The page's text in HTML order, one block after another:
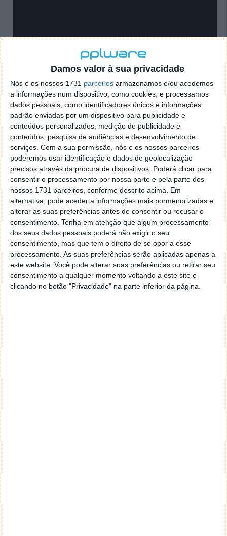
Damos valor à sua privacidade
Nós e os nossos 1731 parceiros armazenamos e/ou acedemos
a informações num dispositivo, como cookies, e processamos
dados pessoais, como identificadores únicos e informações
padrão enviadas por um dispositivo para publicidade e
conteúdos personalizados, medição de publicidade e
conteúdos, pesquisa de audiências e desenvolvimento de
serviços. Com a sua permissão, nós e os nossos parceiros
poderemos usar identificação e dados de geolocalização
precisos através da procura de dispositivos. Poderá clicar para
consentir o processamento por nossa parte e pela parte dos
nossos 1731 parceiros, conforme descrito acima. Em
alternativa, pode aceder a informações mais pormenorizadas e
alterar as suas preferências antes de consentir ou recusar o
consentimento. Tenha em atenção que algum processamento
dos seus dados pessoais poderá não exigir o seu
consentimento, mas que tem o direito de se opor a esse
processamento. As suas preferências serão aplicadas apenas a
este website. Você pode alterar suas preferências ou retirar seu
consentimento a qualquer momento voltando a este site e
clicando no botão "Privacidade" na parte inferior da página.
O mercado já conta com vários modelos de
carregadores sem fios de várias marcas, e esta
tecnologia está cada vez mais robusta. Contudo na
prática, os carregadores deste género necessitam
ser encostados aos smartphones para realizarem o
carregamento.
Na publicação, a Motorola explica que:
Uma nova geração da tecnologia de
carregamento à distância da Motorola foi
lançada oficialmente. Não requer cabos de
carregamento e não está limitada ao local de
alimentação. A "phased array" é composta
por 1.600 antenas e pode carregar 4
dispositivos ao mesmo tempo, mesmo que
estejam bloqueados.
Segundo algumas fontes, as grandes dimensões do